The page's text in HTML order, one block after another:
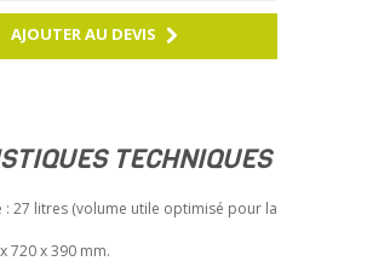
AJOUTER AU DEVIS
TECHNIQUES
: 27 litres (volume utile optimisé pour la
720 x 390 mm.